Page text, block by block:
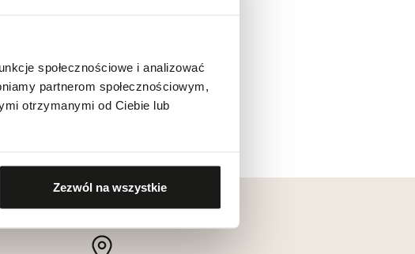
społecznościowe i analizować
partnerom społecznościowym,
otrzymanymi od Ciebie lub
Zezwól na wszystkie